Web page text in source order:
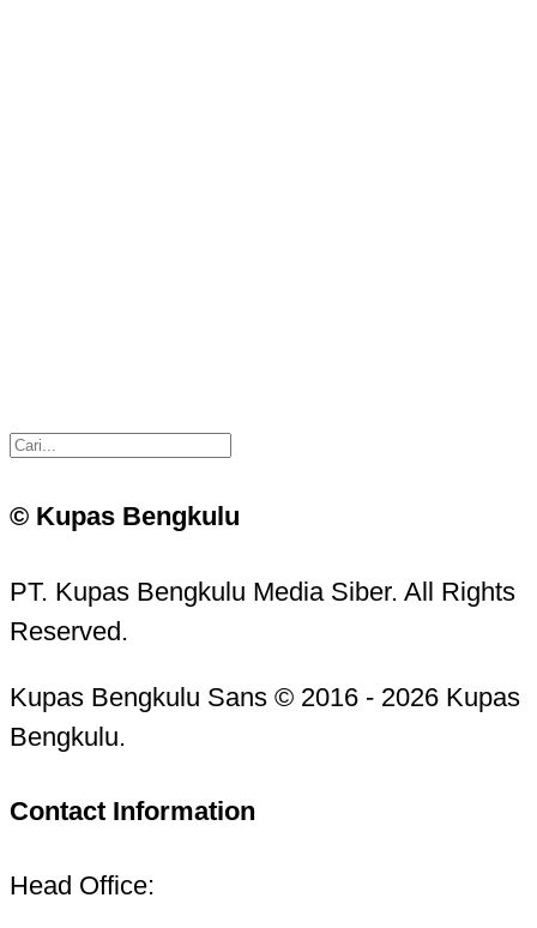
© Kupas Bengkulu
PT. Kupas Bengkulu Media Siber. All Rights
Reserved.
Kupas Bengkulu Sans © 2016 - 2026 Kupas
Bengkulu.
Contact Information
Head Office: